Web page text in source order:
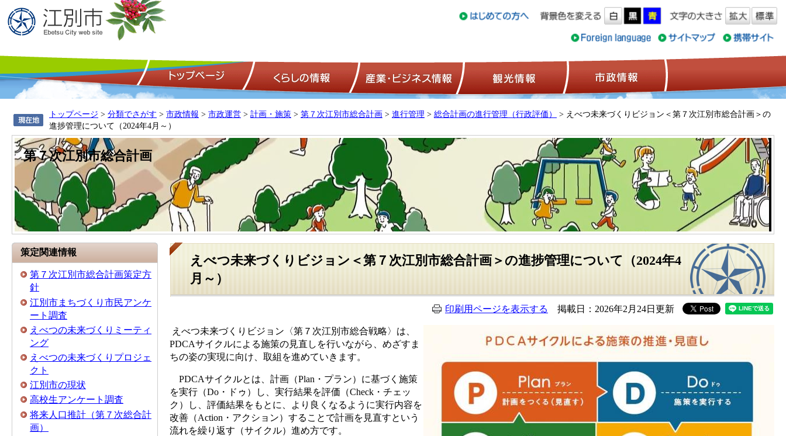
トップページ くらしの情報 産業・ビジネス情報 観光情報
トップページ > 分類でさがす > 市政情報 > 市政運営 > 計画・施策 > 第７次江別市総合計画 > 進行管理 > 総合計画の進行管理（行政評価）
> えべつ未来づくりビジョン＜第７次江別市総合計画＞の
進捗管理について（2024年4月～）
第７次江別市総合計画
策定関連情報
第７次江別市総合計画策定方
針
江別市まちづくり市民アンケ
ート調査
えべつの未来づくりミーティ
ング
えべつの未来づくりプロジェ
クト
江別市の現状
高校生アンケート調査
将来人口推計（第７次総合計
画）
えべつ未来づくりビジョン＜第７次江別市総合計画＞の進捗管理について（2024年4
月～）
印刷用ページを表示する 掲載日：2026年2月24日更新
​ えべつ未来づくりビジョン〈第７次江別市総合戦略〉は、
PDCAサイクルによる施策の見直しを行いながら、めざすま
ちの姿の実現に向け、取組を進めていきます。
PDCAサイクルとは、計画（Plan・プラン）に基づく施策
を実行（Do・ドゥ）し、実行結果を評価（Check・チェッ
ク）し、評価結果をもとに、より良くなるように実行内容を
改善（Action・アクション）することで計画を見直すという
流れを繰り返す（サイクル）進め方です。